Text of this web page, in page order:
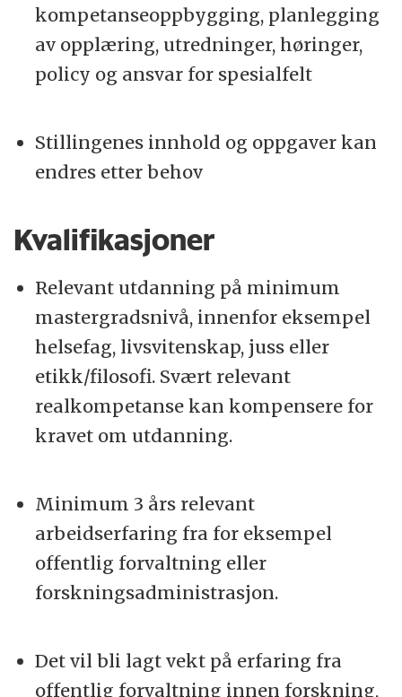
kompetanseoppbygging, planlegging
av opplæring, utredninger, høringer,
policy og ansvar for spesialfelt
Stillingenes innhold og oppgaver kan
endres etter behov
Kvalifikasjoner
Relevant utdanning på minimum
mastergradsnivå, innenfor eksempel
helsefag, livsvitenskap, juss eller
etikk/filosofi. Svært relevant
realkompetanse kan kompensere for
kravet om utdanning.
Minimum 3 års relevant
arbeidserfaring fra for eksempel
offentlig forvaltning eller
forskningsadministrasjon.
Det vil bli lagt vekt på erfaring fra
offentlig forvaltning innen forskning,